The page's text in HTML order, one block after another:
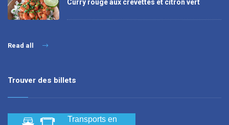
Curry rouge aux crevettes et citron vert
Read all
Trouver des billets
Transports en